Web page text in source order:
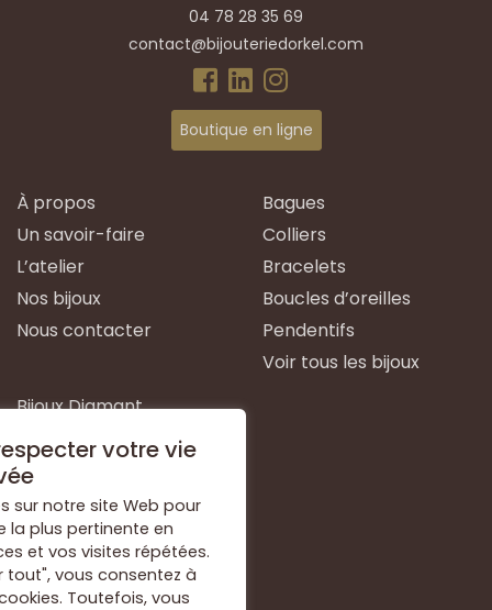
04 78 28 35 69
contact@bijouteriedorkel.com
Boutique en ligne
À propos
Un savoir-faire
L’atelier
Nos bijoux
Nous contacter
Bagues
Colliers
Bracelets
Boucles d’oreilles
Pendentifs
Voir tous les bijoux
Bijoux Diamant
Bijoux Emeraude
Bijoux Or Blanc
Bijoux Or Jaune
Bijoux Argent
Voir tous les types de
bijoux
votre vie
sur notre site Web pour
la plus pertinente en
et vos visites répétées.
tout", vous consentez à
Toutefois, vous